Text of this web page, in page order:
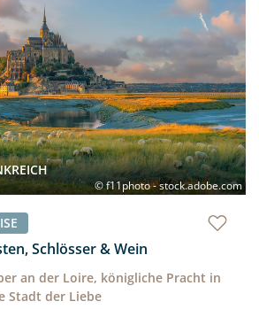
© f11photo - stock.adobe.com
Schlösser & Wein
an der Loire, königliche Pracht in
Stadt der Liebe